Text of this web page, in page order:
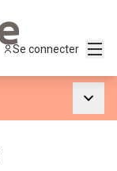
Se connecter